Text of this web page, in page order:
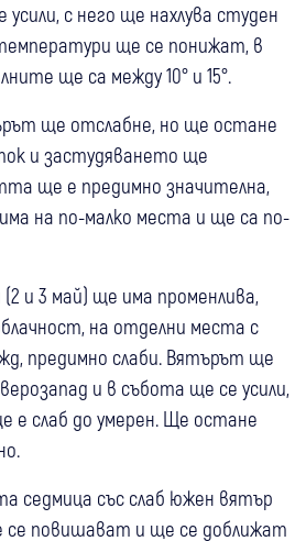
с него ще нахлува студен
ще се понижат, в
ще са между 10° и 15°.
ще отслабне, но ще остане
и застудяването ще
ще е предимно значителна,
на по-малко места и ще са по-
и 3 май) ще има променлива,
на отделни места с
предимно слаби. Вятърът ще
и в събота ще се усили,
е слаб до умерен. Ще остане
седмица със слаб южен вятър
повишават и ще се доближат